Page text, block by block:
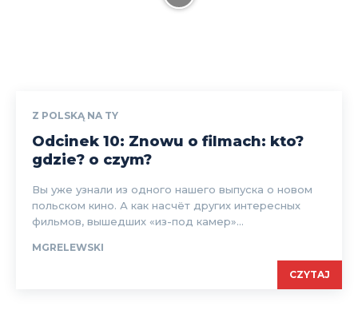
Z POLSKĄ NA TY
Odcinek 10: Znowu o filmach: kto?
gdzie? o czym?
Вы уже узнали из одного нашего выпуска о новом
польском кино. А как насчёт других интересных
фильмов, вышедших «из-под камер»...
MGRELEWSKI
CZYTAJ